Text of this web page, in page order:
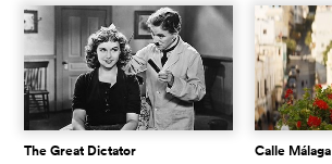
The Great Dictator Calle Málaga